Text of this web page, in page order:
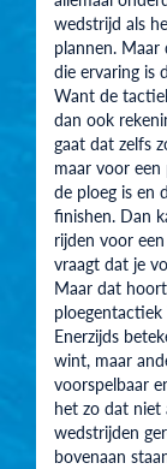
wedstrijd als
plannen.
die ervaring is
Want de
dan ook
gaat dat zelfs
maar voor
de ploeg is en
finishen. Dan
rijden voor
vraagt dat je
Maar dat
Enerzijds
wint, maar
voorspelbaar
het zo dat niet
wedstrijden
bovenaan